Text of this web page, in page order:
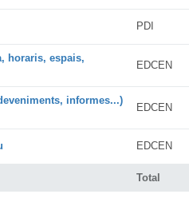
Total
PDI
horaris, espais,
EDCEN
informes...)
EDCEN
EDCEN